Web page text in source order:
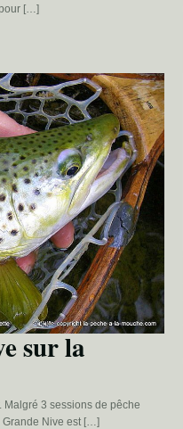
[…]
sur la
3 sessions de pêche
Grande Nive est […]